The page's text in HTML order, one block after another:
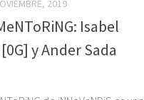
2019
Isabel
y Ander Sada